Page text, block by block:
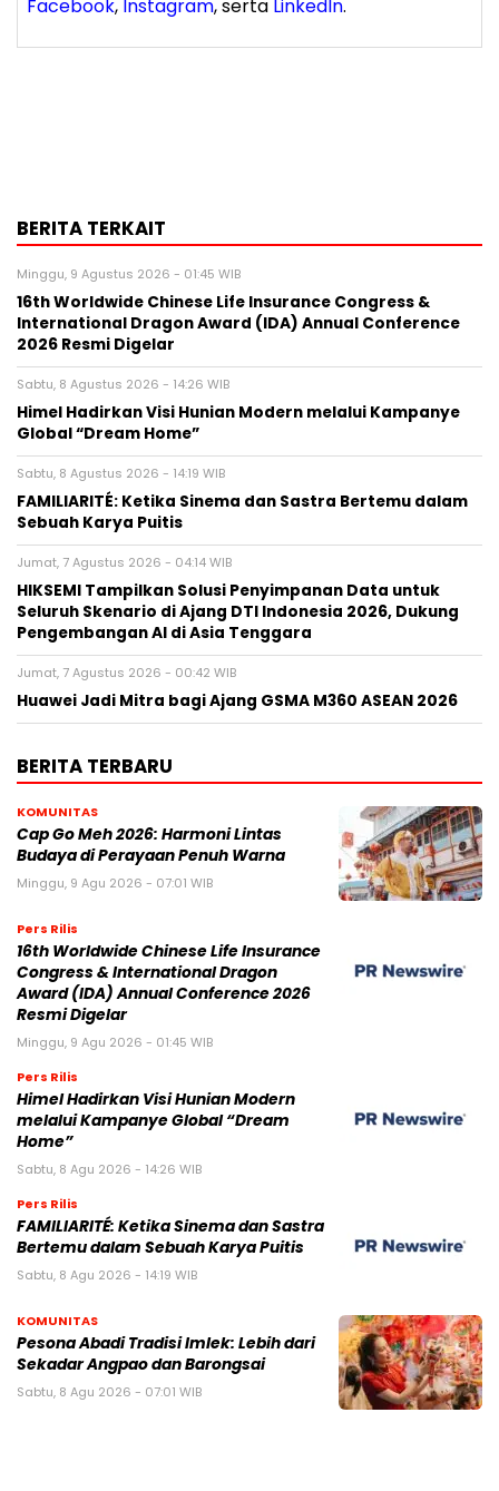
Facebook, Instagram, serta LinkedIn.
BERITA TERKAIT
Minggu, 9 Agustus 2026 - 01:45 WIB
16th Worldwide Chinese Life Insurance Congress &
International Dragon Award (IDA) Annual Conference
2026 Resmi Digelar
Sabtu, 8 Agustus 2026 - 14:26 WIB
Himel Hadirkan Visi Hunian Modern melalui Kampanye
Global “Dream Home”
Sabtu, 8 Agustus 2026 - 14:19 WIB
FAMILIARITÉ: Ketika Sinema dan Sastra Bertemu dalam
Sebuah Karya Puitis
Jumat, 7 Agustus 2026 - 04:14 WIB
HIKSEMI Tampilkan Solusi Penyimpanan Data untuk
Seluruh Skenario di Ajang DTI Indonesia 2026, Dukung
Pengembangan AI di Asia Tenggara
Jumat, 7 Agustus 2026 - 00:42 WIB
Huawei Jadi Mitra bagi Ajang GSMA M360 ASEAN 2026
BERITA TERBARU
KOMUNITAS
Cap Go Meh 2026: Harmoni Lintas
Budaya di Perayaan Penuh Warna
Minggu, 9 Agu 2026 - 07:01 WIB
Pers Rilis
16th Worldwide Chinese Life Insurance
Congress & International Dragon
Award (IDA) Annual Conference 2026
Resmi Digelar
Minggu, 9 Agu 2026 - 01:45 WIB
Pers Rilis
Himel Hadirkan Visi Hunian Modern
melalui Kampanye Global “Dream
Home”
Sabtu, 8 Agu 2026 - 14:26 WIB
Pers Rilis
FAMILIARITÉ: Ketika Sinema dan Sastra
Bertemu dalam Sebuah Karya Puitis
Sabtu, 8 Agu 2026 - 14:19 WIB
KOMUNITAS
Pesona Abadi Tradisi Imlek: Lebih dari
Sekadar Angpao dan Barongsai
Sabtu, 8 Agu 2026 - 07:01 WIB